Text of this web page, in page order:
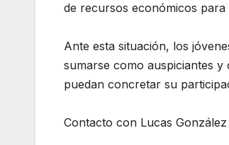
de recursos económicos
Ante esta situación, los
sumarse como auspiciantes
puedan concretar su
Contacto con Lucas